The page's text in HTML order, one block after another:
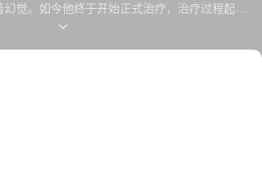
觉。如今他终于开始正式治疗，治疗过程起伏
不得不面对痛苦的现实：如果失去强大清晰的头